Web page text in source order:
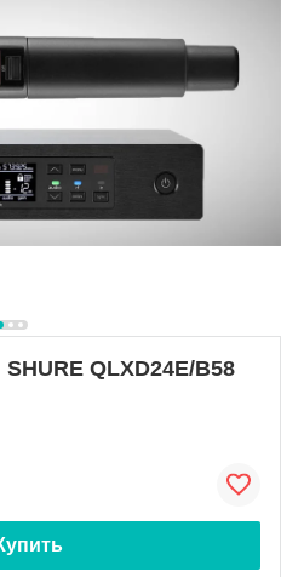
QLXD24E/B58